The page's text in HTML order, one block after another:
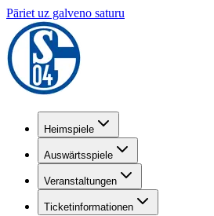
Pāriet uz galveno saturu
Heimspiele
Auswärtsspiele
Veranstaltungen
Ticketinformationen